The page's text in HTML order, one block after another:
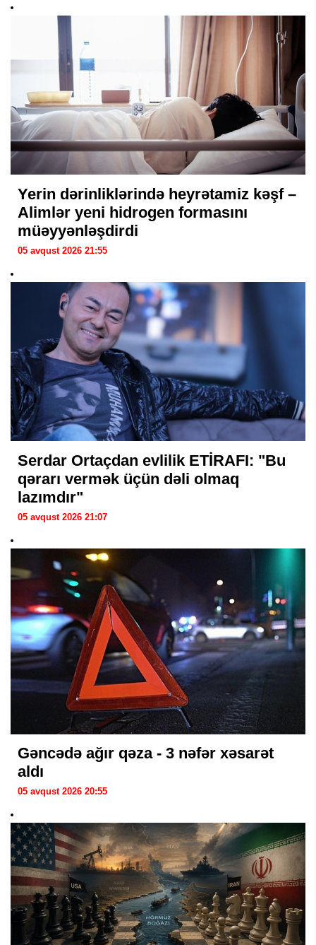
Yerin dərinliklərində heyrətamiz kəşf –
Alimlər yeni hidrogen formasını
müəyyənləşdirdi
05 avqust 2026 21:55
Serdar Ortaçdan evlilik ETİRAFI: "Bu
qərarı vermək üçün dəli olmaq
lazımdır"
05 avqust 2026 21:07
Gəncədə ağır qəza - 3 nəfər xəsarət
aldı
05 avqust 2026 20:55